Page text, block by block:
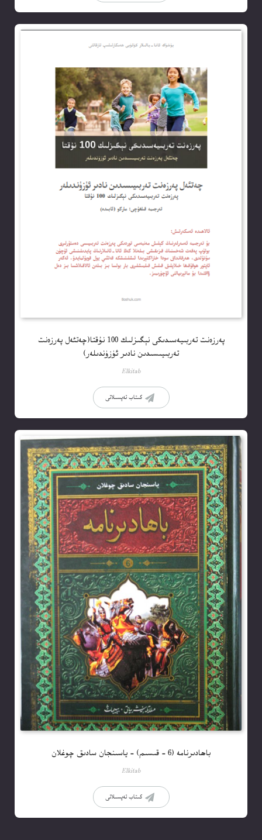
پەرزەنت تەربىيەسىدىكى نېگىزلىك 100 نۇقتا(چەتئەل پەرزەنت
تەربىيىسىدىن نادىر ئۈزۈندىلەر)
Elkitab
كىتاب تەپسىلاتى
باھادىرنامە (6 – قىسىم) – ياسىنجان سادىق چوغلان
Elkitab
كىتاب تەپسىلاتى